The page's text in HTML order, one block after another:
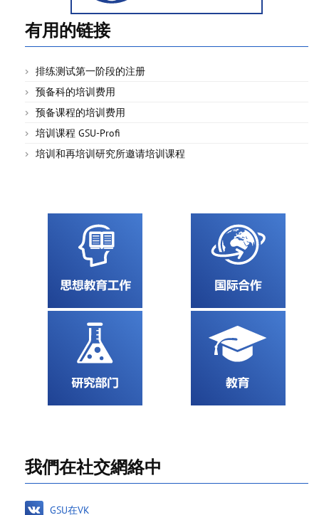
有用的链接
排练测试第一阶段的注册
预备科的培训费用
预备课程的培训费用
培训课程 GSU-Profi
培训和再培训研究所邀请培训课程
我們在社交網絡中
GSU在VK